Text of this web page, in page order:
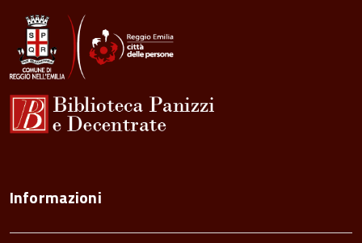
Informazioni